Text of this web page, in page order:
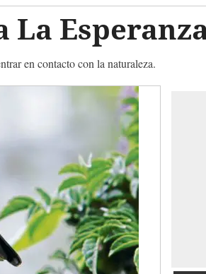
en contacto con la naturaleza.